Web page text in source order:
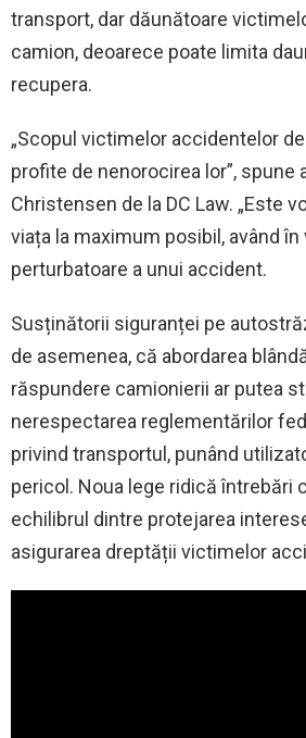
transport, dar dăunătoare
camion, deoarece poate limita
recupera.
„Scopul victimelor accidentelor
profite de nenorocirea lor”, spune
Christensen de la DC Law. „Este
viața la maximum posibil, având în
perturbatoare a unui accident.
Susținătorii siguranței pe
de asemenea, că abordarea
răspundere camionierii ar putea
nerespectarea reglementărilor
privind transportul, punând
pericol. Noua lege ridică întrebări
echilibrul dintre protejarea
asigurarea dreptății victimelor